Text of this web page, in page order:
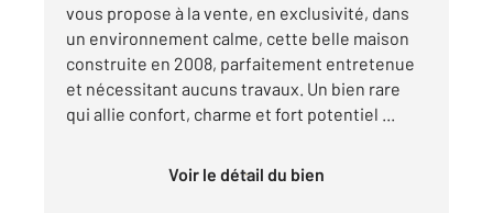
vous propose à la vente, en exclusivité, dans
un environnement calme, cette belle maison
construite en 2008, parfaitement entretenue
et nécessitant aucuns travaux. Un bien rare
qui allie confort, charme et fort potentiel ...
Voir le détail du bien